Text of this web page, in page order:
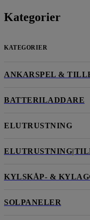
Kategorier
KATEGORIER
ANKARSPEL &
BATTERILADDARE
ELUTRUSTNING
KYLSKÅP- &
SOLPANELER